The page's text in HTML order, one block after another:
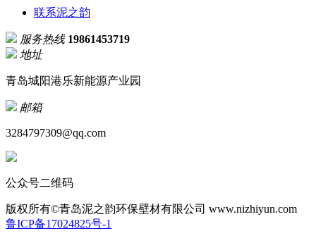
联系泥之韵
服务热线 19861453719
地址
青岛城阳港乐新能源产业园
邮箱
3284797309@qq.com
公众号二维码
版权所有©青岛泥之韵环保壁材有限公司 www.nizhiyun.com
鲁ICP备17024825号-1